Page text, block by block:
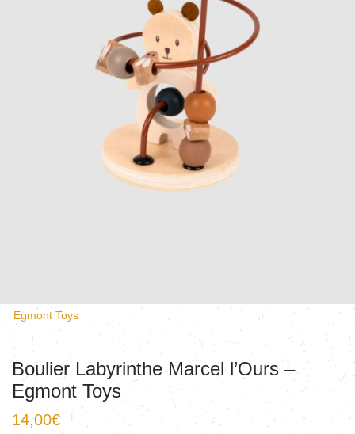
Egmont Toys
Boulier Labyrinthe Marcel l’Ours –
Egmont Toys
14,00€